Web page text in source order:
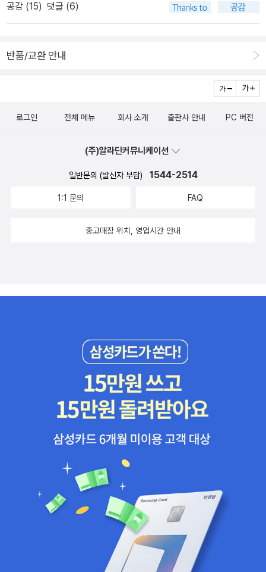
계별로 과정을 나누어 따라 할 수 있도록 구성되어 있으며, 라이브커
다.책의 장점이 책은 작고 가벼워 휴대하기 편해 언제 어디서나 읽기
않고 눈을 즐겁게 만들어 준다. 또 종이의 질이 좋고 종이의 냄새가 좋
중간중간에 <핵심 콕콕 TIP>이라는 박스칸이 있어서 좋은 TIP 들을
박스칸이 여러 개 첨부되어 있어서 실전 노하우들을 배워 갈 수 있다.
또 SNS를 사용할 때 번호로 순서가 매겨져 있어서 책을 보면서 따라
을 사용해서 내 나름대로 네이버 블로그와 인스타그램을 잘 다룰 줄
와 인스타그램의 다양한 활용법을 익힐 수 있게 되었다. 아직 내가 무
인지. 그렇다고 좋아요나 댓글이 달리는 게 아니라서 더욱 궁금하다.
뭐 땜시 이런 증가 현상이 일어나는지.. 그렇다고 인스타나 네이버로
공감 (15) 댓글 (6)
반품/교환 안내
로그인 전체 메뉴 회사 소개 출판사 안내 PC 버전
(주)알라딘커뮤니케이션
일반문의 (발신자 부담) 1544-2514
1:1 문의 FAQ
중고매장 위치, 영업시간 안내